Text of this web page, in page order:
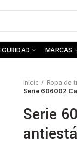
MARCAS
Inicio Ropa de
Serie 606002
Serie